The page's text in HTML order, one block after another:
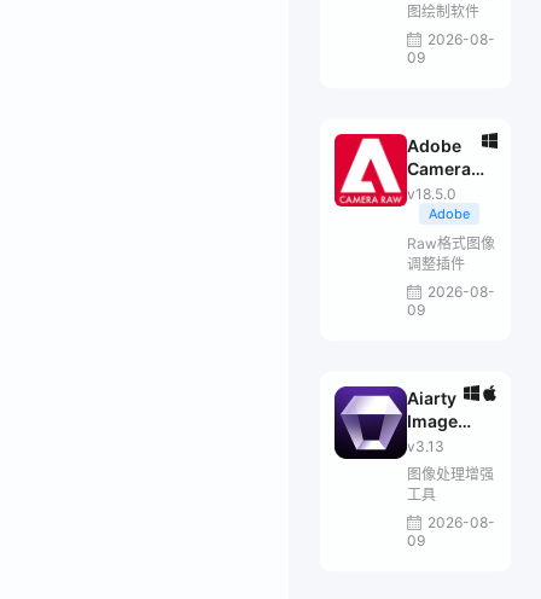
图绘制软件
2026-08-
09
Adobe
Camera
Raw
v18.5.0
Adobe
Raw格式图像
调整插件
2026-08-
09
Aiarty
Image
Enhancer
v3.13
图像处理增强
工具
2026-08-
09